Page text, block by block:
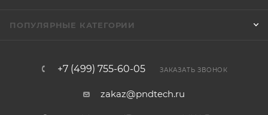
ПОПУЛЯРНЫЕ КАТЕГОРИИ
+7 (499) 755-60-05 ЗАКАЗАТЬ ЗВОНОК
zakaz@pndtech.ru